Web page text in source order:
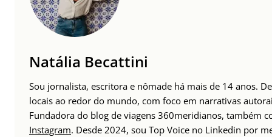
Natália Becattini
Sou jornalista, escritora e nômade há mais de 14 anos.
locais ao redor do mundo, com foco em narrativas
Fundadora do blog de viagens 360meridianos, também
Instagram. Desde 2024, sou Top Voice no Linkedin por